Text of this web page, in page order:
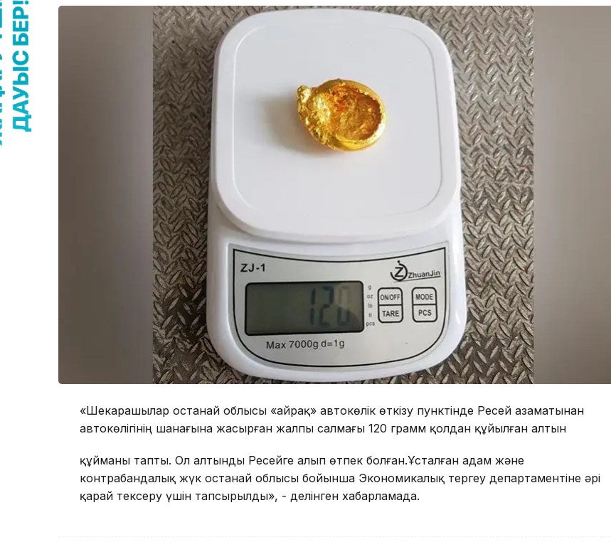
«Шекарашылар Қостанай облысы «Қайрақ» автокөлік өткізу пунктінде Ресей азаматынан
автокөлігінің шанағына жасырған жалпы салмағы 120 грамм қолдан құйылған алтын
құйманы тапты. Ол алтынды Ресейге алып өтпек болған.Ұсталған адам және
контрабандалық жүк Қостанай облысы бойынша Экономикалық тергеу департаментіне әрі
қарай тексеру үшін тапсырылды», - делінген хабарламада.